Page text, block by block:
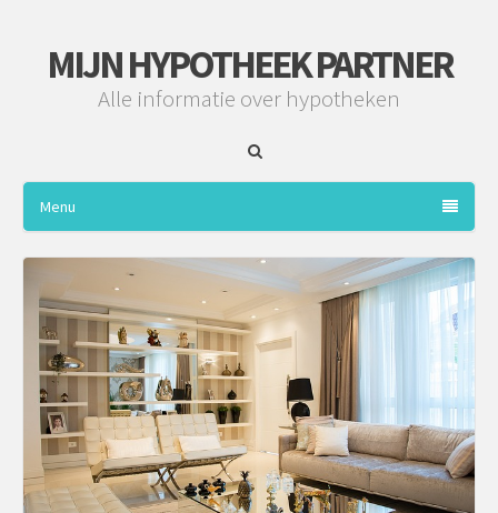
MIJN HYPOTHEEK PARTNER
Alle informatie over hypotheken
Menu